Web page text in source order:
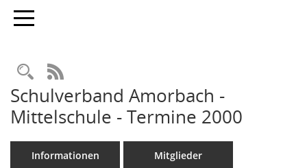
Toggle navigation
Rechercheauswahl
RSS-Feed
Schulverband Amorbach -
Mittelschule - Termine 2000
Informationen Mitglieder